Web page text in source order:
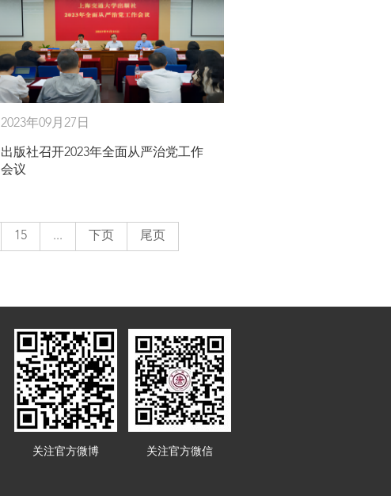
2023年09月27日
出版社召开2023年全面从严治党工作
会议
15 ... 下页 尾页
关注官方微博 关注官方微信